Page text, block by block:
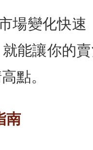
場變化快速
能讓你的
點。
南